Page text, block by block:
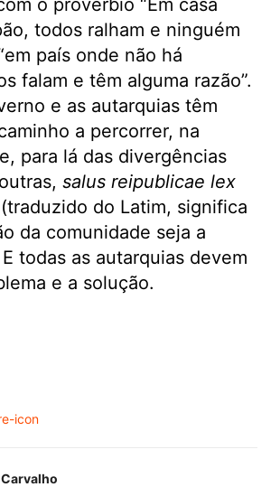
todos ralham e ninguém
país onde não há
falam e têm alguma razão”.
e as autarquias têm
a percorrer, na
para lá das divergências
salus reipublicae lex
(traduzido do Latim, significa
da comunidade seja a
todas as autarquias devem
e a solução.